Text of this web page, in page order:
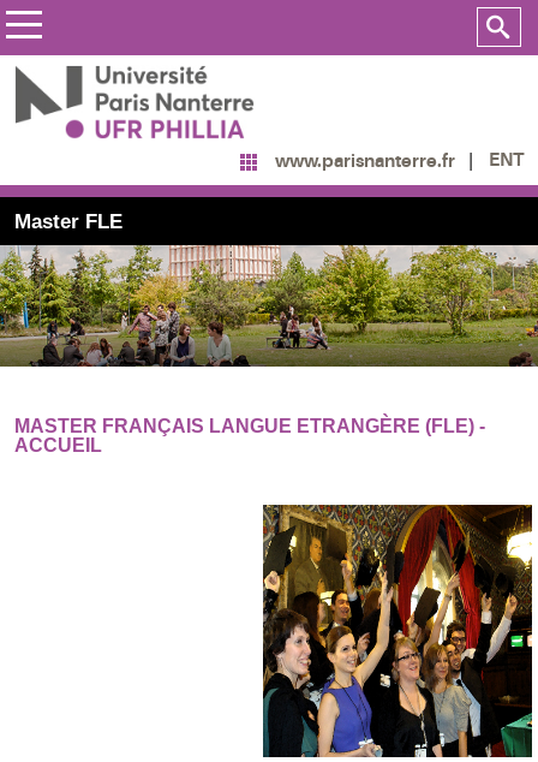
www.parisnanterre.fr ENT
Master FLE
MASTER FRANÇAIS LANGUE ETRANGÈRE (FLE) -
ACCUEIL